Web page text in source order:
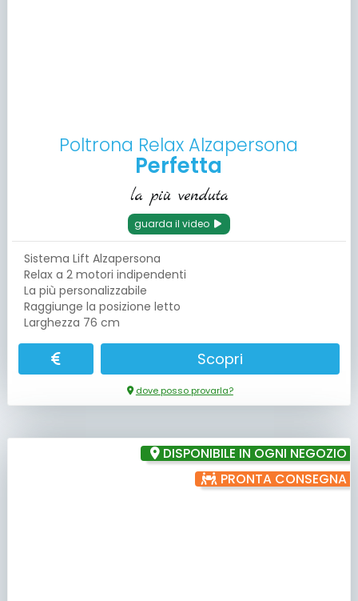
Poltrona Relax Alzapersona
Perfetta
la più venduta
guarda il video
Sistema Lift Alzapersona
Relax a 2 motori indipendenti
La più personalizzabile
Raggiunge la posizione letto
Larghezza 76 cm
Scopri
dove posso provarla?
DISPONIBILE IN OGNI NEGOZIO
PRONTA CONSEGNA